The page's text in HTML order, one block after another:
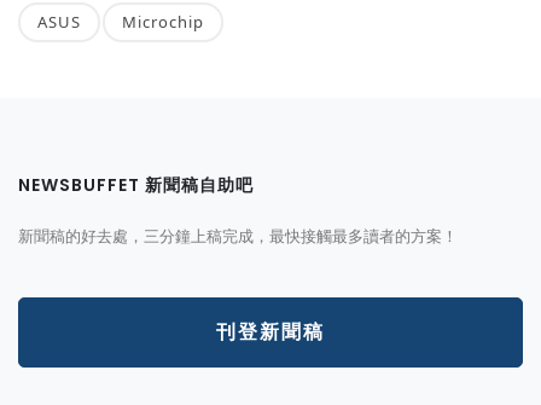
ASUS Microchip
NEWSBUFFET 新聞稿自助吧
新聞稿的好去處，三分鐘上稿完成，最快接觸最多讀者的方案！
刊登新聞稿